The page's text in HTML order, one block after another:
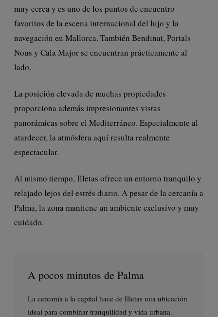
muy cerca y es uno de los puntos de encuentro
favoritos de la escena internacional del lujo y la
navegación en Mallorca. También Bendinat, Portals
Nous y Cala Major se encuentran prácticamente al
lado.
La posición elevada de muchas propiedades
proporciona además impresionantes vistas
panorámicas sobre el Mediterráneo. Especialmente al
atardecer, la atmósfera aquí resulta realmente
espectacular.
Al mismo tiempo, Illetas ofrece un entorno tranquilo y
relajado lejos del estrés diario. A pesar de la cercanía a
Palma, la zona mantiene un ambiente exclusivo y muy
cuidado.
A pocos minutos de Palma
La cercanía a la capital hace de Illetas una ubicación
ideal para combinar tranquilidad y vida urbana.